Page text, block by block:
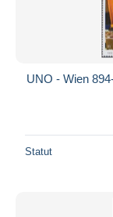
UNO - Wien
Statut